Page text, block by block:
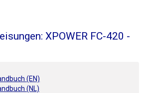
XPOWER FC-420 -
(EN)
(NL)